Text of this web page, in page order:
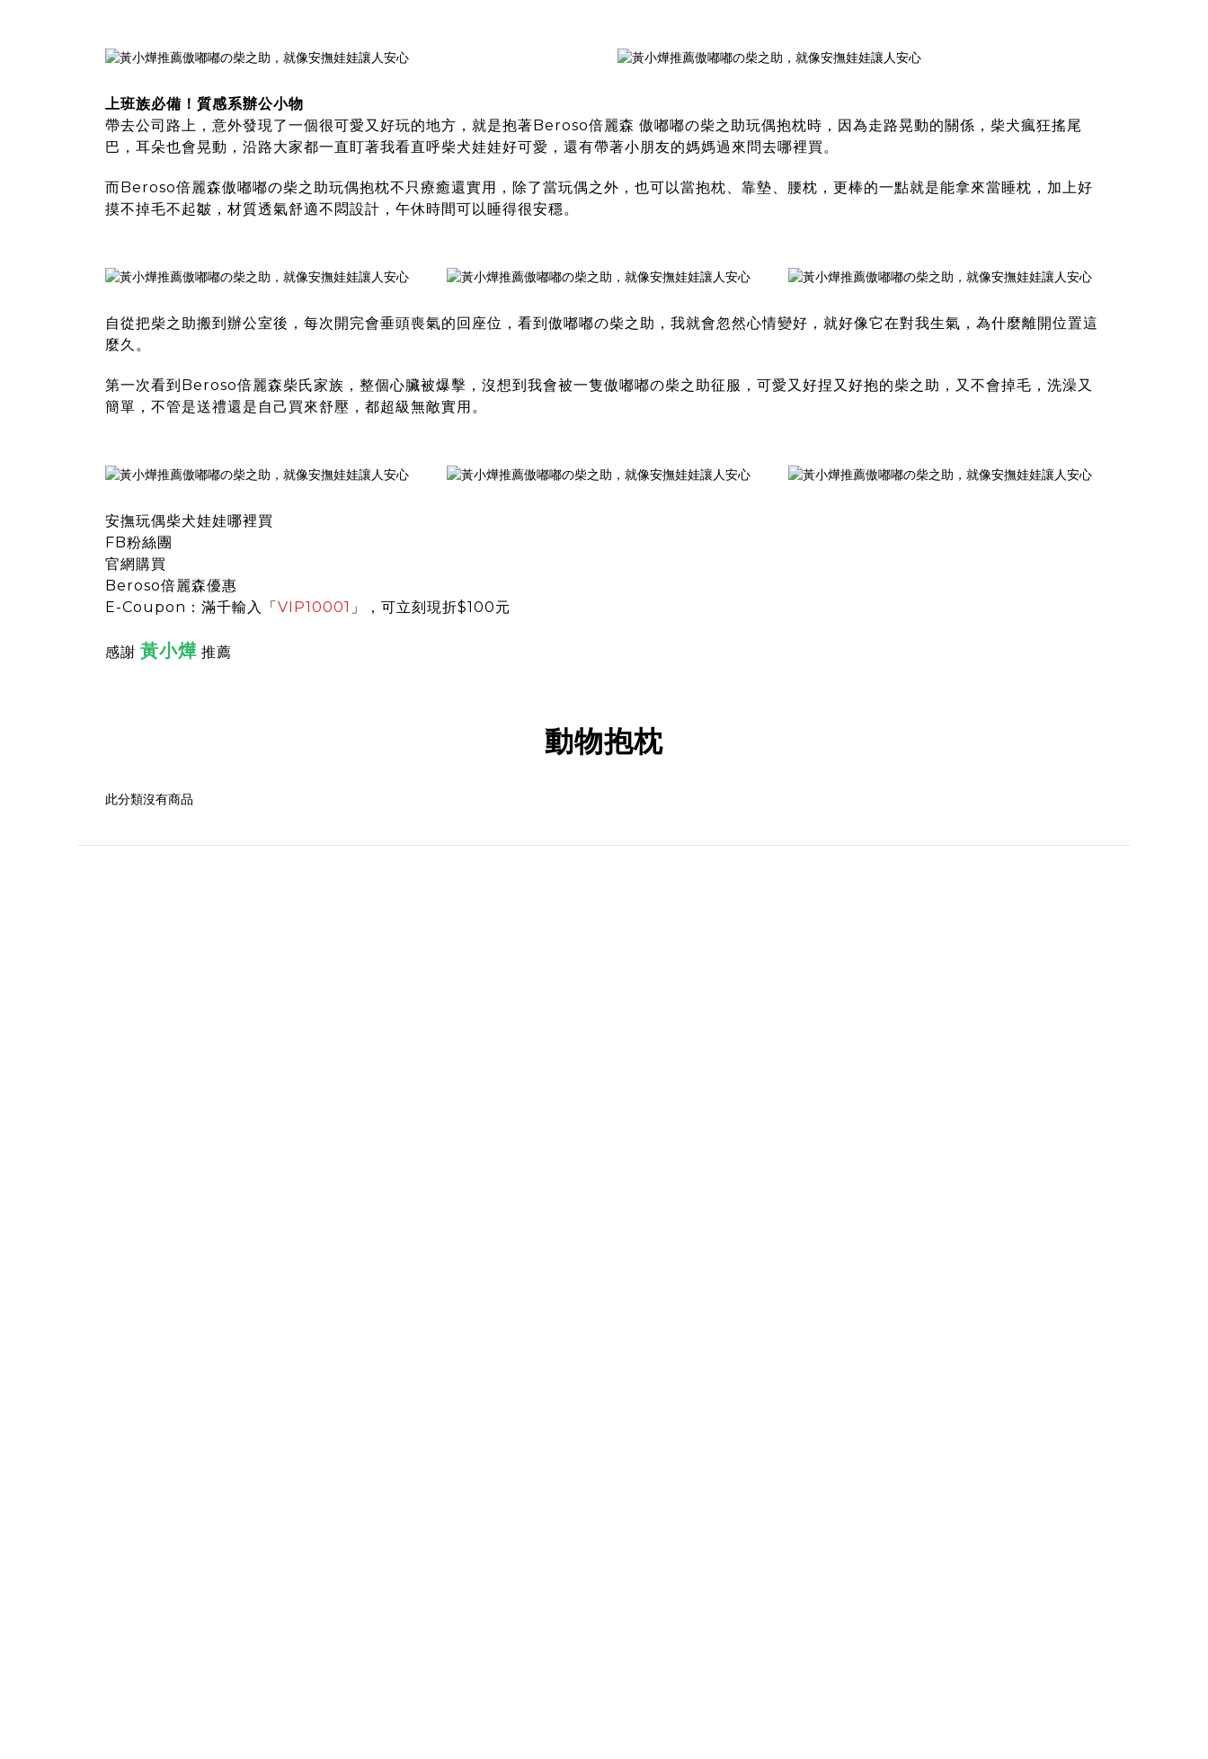
上班族必備！質感系辦公小物
帶去公司路上，意外發現了一個很可愛又好玩的地方，就是抱著Beroso倍麗森 傲嘟嘟の柴之助玩偶抱枕時，因為走路晃動的關係，柴犬瘋狂搖尾
巴，耳朵也會晃動，沿路大家都一直盯著我看直呼柴犬娃娃好可愛，還有帶著小朋友的媽媽過來問去哪裡買。
而Beroso倍麗森傲嘟嘟の柴之助玩偶抱枕不只療癒還實用，除了當玩偶之外，也可以當抱枕、靠墊、腰枕，更棒的一點就是能拿來當睡枕，加上好
摸不掉毛不起皺，材質透氣舒適不悶設計，午休時間可以睡得很安穩。
自從把柴之助搬到辦公室後，每次開完會垂頭喪氣的回座位，看到傲嘟嘟の柴之助 ，我就會忽然心情變好，就好像它在對我生氣，為什麼離開位置這
麼久。
第一次看到Beroso倍麗森柴氏家族，整個心臟被爆擊，沒想到我會被一隻傲嘟嘟の柴之助征服，可愛又好捏又好抱的柴之助，又不會掉毛，洗澡又
簡單，不管是送禮還是自己買來舒壓，都超級無敵實用。
安撫玩偶柴犬娃娃哪裡買
FB粉絲團
官網購買
Beroso倍麗森優惠
E-Coupon：滿千輸入「VIP10001 」，可立刻現折$100元
感謝 黃小燁 推薦
動物抱枕
此分類沒有商品